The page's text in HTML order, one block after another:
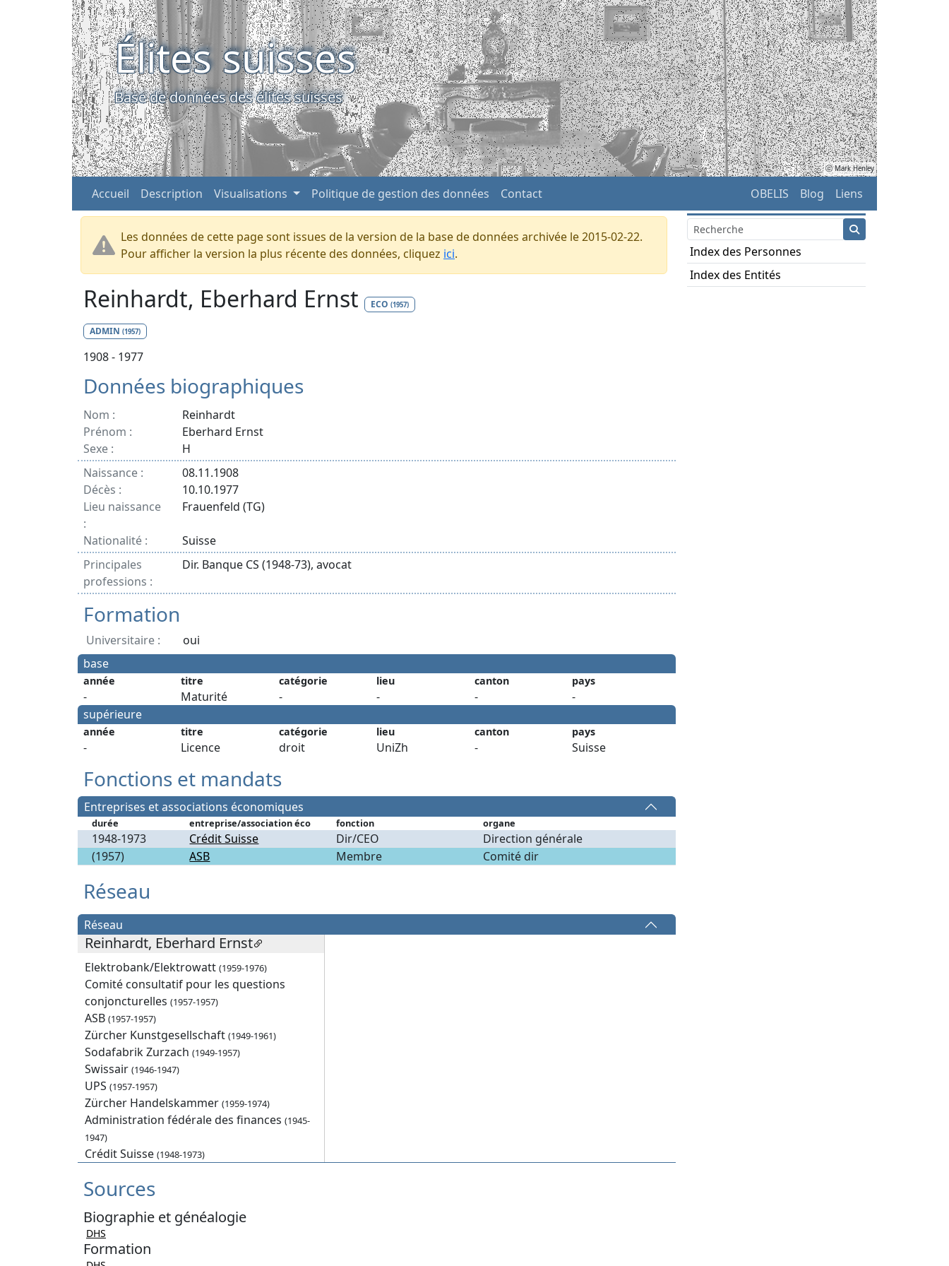
Élites suisses
Base de données des élites suisses
ⓒ Mark Henley
Accueil Description Visualisations Politique de gestion des données Contact OBELIS Blog Liens
Les données de cette page sont issues de la version de la base de données archivée le 2015-02-22.
Pour afficher la version la plus récente des données, cliquez ici.
Reinhardt, Eberhard Ernst ECO (1957)
ADMIN (1957)
1908 - 1977
Données biographiques
Nom :
Reinhardt
Prénom :
Eberhard Ernst
Sexe :
H
Naissance :
08.11.1908
Décès :
10.10.1977
Lieu naissance
:
Frauenfeld (TG)
Nationalité :
Suisse
Principales
professions :
Dir. Banque CS (1948-73), avocat
Formation
Universitaire :
oui
base
année titre catégorie lieu canton pays
- Maturité - - -
-
supérieure
année titre catégorie lieu canton pays
- Licence droit UniZh - Suisse
Fonctions et mandats
Entreprises et associations économiques
durée entreprise/association éco fonction organe
1948-1973 Crédit Suisse Dir/CEO
Direction générale
(1957)
ASB Membre Comité dir
Réseau
Réseau
Reinhardt, Eberhard Ernst
Elektrobank/Elektrowatt (1959-1976)
Comité consultatif pour les questions
conjoncturelles (1957-1957)
ASB (1957-1957)
Zürcher Kunstgesellschaft (1949-1961)
Sodafabrik Zurzach (1949-1957)
Swissair (1946-1947)
UPS (1957-1957)
Zürcher Handelskammer (1959-1974)
Administration fédérale des finances (1945-
1947)
Crédit Suisse (1948-1973)
Sources
Biographie et généalogie
DHS
Formation
Index des Personnes
Index des Entités